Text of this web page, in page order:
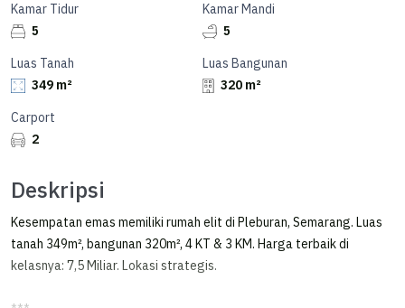
Kamar Tidur
5
Kamar Mandi
5
Luas Tanah
349 m²
Luas Bangunan
320 m²
Carport
2
Deskripsi
Kesempatan emas memiliki rumah elit di Pleburan, Semarang. Luas
tanah 349m², bangunan 320m², 4 KT & 3 KM. Harga terbaik di
kelasnya: 7,5 Miliar. Lokasi strategis.